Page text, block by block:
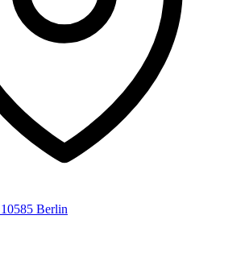
10585 Berlin